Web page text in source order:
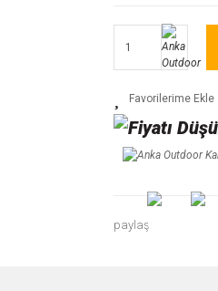
paylaş